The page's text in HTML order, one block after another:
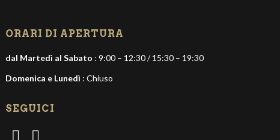
ORARI DI APERTURA
dal Martedì al Sabato : 9:00 – 12:30 / 15:30 – 19:30
Domenica e Lunedì : Chiuso
SEGUICI